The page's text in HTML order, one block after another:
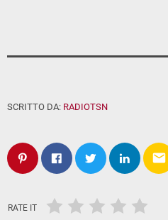
SCRITTO DA: RADIOTSN
email
RATE IT